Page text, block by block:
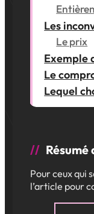
Les
Le prix
Exemple
Le
Lequel
Pour ceux qui
l’article pour